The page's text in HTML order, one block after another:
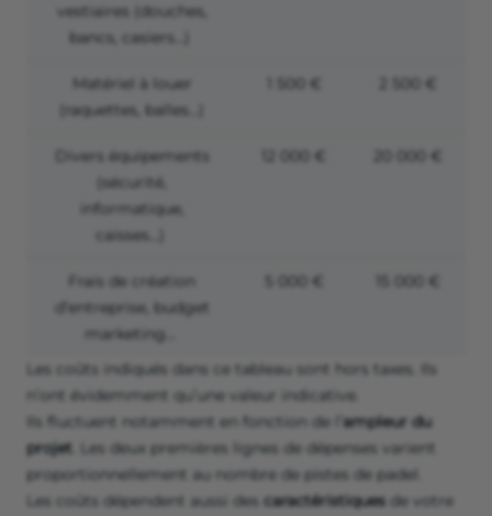
vestiaires (douches,
bancs, casiers…)
Matériel à louer
(raquettes, balles…)
1 500 € 2 500 €
Divers équipements
(sécurité,
informatique,
caisses…)
12 000 € 20 000 €
Frais de création
d’entreprise, budget
marketing…
5 000 € 15 000 €
Les coûts indiqués dans ce tableau sont hors taxes. Ils
n’ont évidemment qu’une valeur indicative.
Ils fluctuent notamment en fonction de l’ ampleur du
projet . Les deux premières lignes de dépenses varient
proportionnellement au nombre de pistes de padel.
Les coûts dépendent aussi des caractéristiques de votre